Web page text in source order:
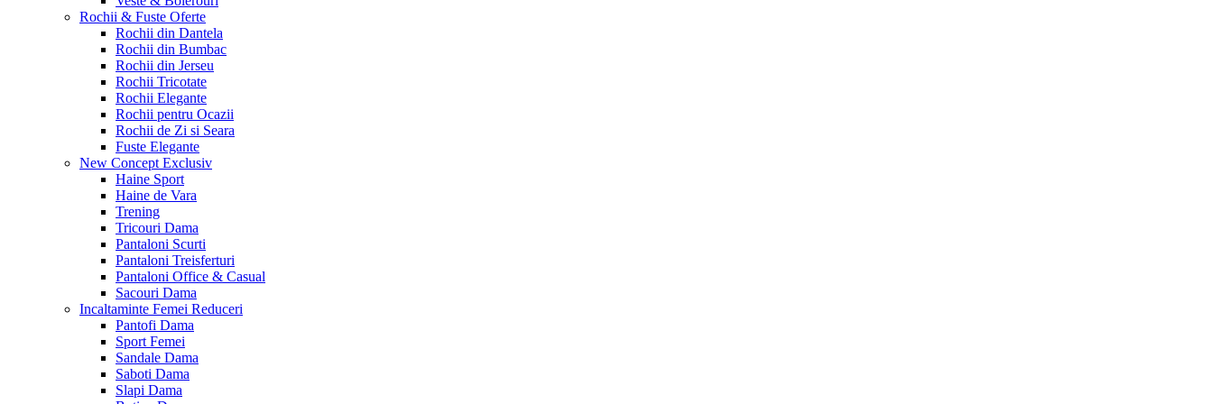
Rochii & Fuste Oferte
Rochii din Dantela
Rochii din Bumbac
Rochii din Jerseu
Rochii Tricotate
Rochii Elegante
Rochii pentru Ocazii
Rochii de Zi si Seara
Fuste Elegante
New Concept Exclusiv
Haine Sport
Haine de Vara
Trening
Tricouri Dama
Pantaloni Scurti
Pantaloni Treisferturi
Pantaloni Office & Casual
Sacouri Dama
Incaltaminte Femei Reduceri
Pantofi Dama
Sport Femei
Sandale Dama
Saboti Dama
Slapi Dama